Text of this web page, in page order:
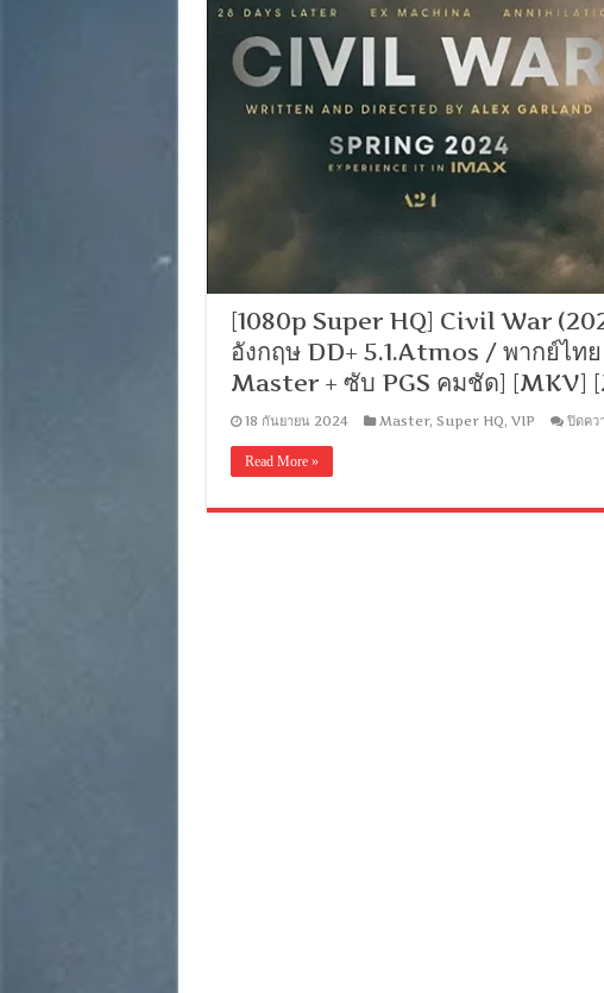
[1080p Super HQ] Civil War
อังกฤษ DD+ 5.1.Atmos / พากย์ไท
Master + ซับ PGS คมชัด] [MKV]
18 กันยายน 2024 Master, Super HQ, VIP ปิดคว
Read More »